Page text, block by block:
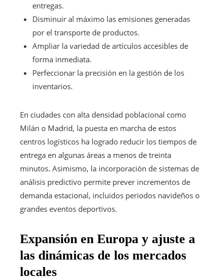
entregas.
Disminuir al máximo las emisiones generadas
por el transporte de productos.
Ampliar la variedad de artículos accesibles de
forma inmediata.
Perfeccionar la precisión en la gestión de los
inventarios.
En ciudades con alta densidad poblacional como
Milán o Madrid, la puesta en marcha de estos
centros logísticos ha logrado reducir los tiempos de
entrega en algunas áreas a menos de treinta
minutos. Asimismo, la incorporación de sistemas de
análisis predictivo permite prever incrementos de
demanda estacional, incluidos periodos navideños o
grandes eventos deportivos.
Expansión en Europa y ajuste a
las dinámicas de los mercados
locales